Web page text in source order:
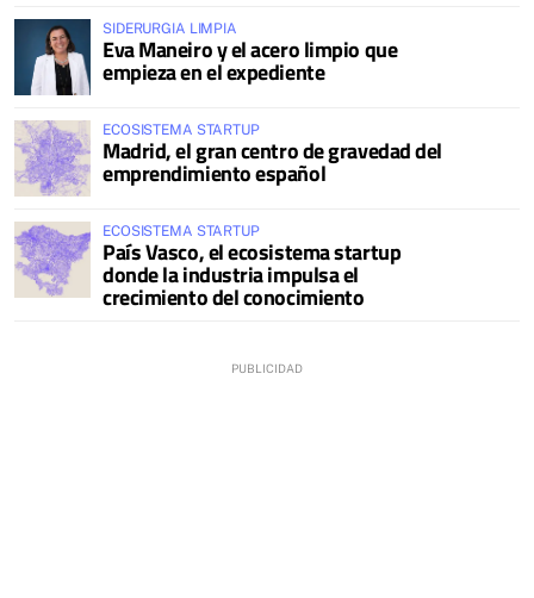
SIDERURGIA LIMPIA
Eva Maneiro y el acero limpio que
empieza en el expediente
ECOSISTEMA STARTUP
Madrid, el gran centro de gravedad del
emprendimiento español
ECOSISTEMA STARTUP
País Vasco, el ecosistema startup
donde la industria impulsa el
crecimiento del conocimiento